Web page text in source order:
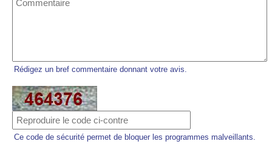
Rédigez un bref commentaire donnant votre avis.
Ce code de sécurité permet de bloquer les programmes malveillants.